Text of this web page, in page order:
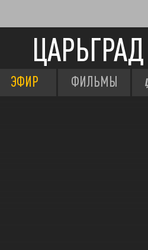
ЦАРЬГРАД
ЭФИР ФИЛЬМЫ